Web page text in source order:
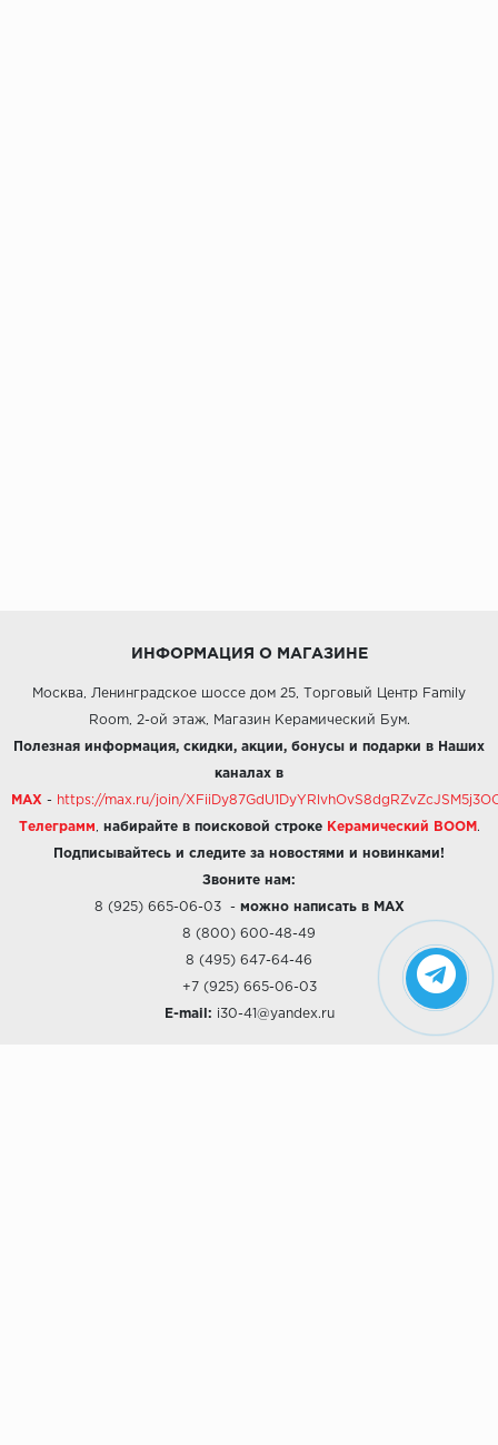
ИНФОРМАЦИЯ О МАГАЗИНЕ
Москва, Ленинградское шоссе дом 25, Торговый Центр Family
Room, 2-ой этаж, Магазин Керамический Бум.
Полезная информация, скидки, акции, бонусы и подарки в Наших
каналах в
MAX - https://max.ru/join/
Телеграмм набирайте в поисковой строке Керамический BOOM .
Подписывайтесь и следите за новостями и новинками!
Звоните нам:
8 (925) 665-06-03- можно написать в MAX
8 (800) 600-48-49
8 (495) 647-64-46
+7 (925) 665-06-03
E-mail: i30-41@yandex.ru